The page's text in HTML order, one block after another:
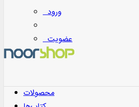
ورود
عضویت
محصولات